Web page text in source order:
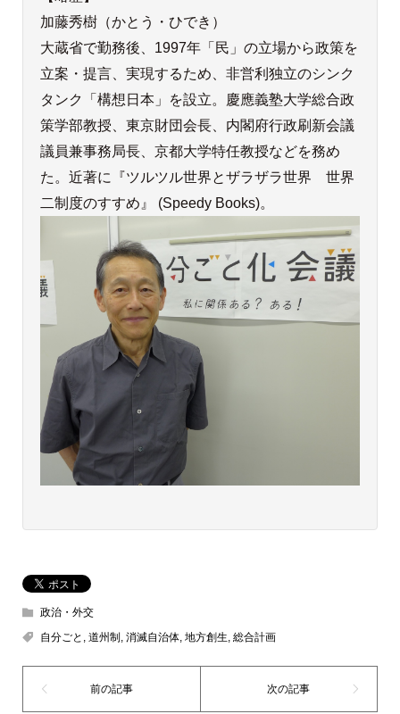
加藤秀樹（かとう・ひでき）
大蔵省で勤務後、1997年「民」の立場から政策を
立案・提言、実現するため、非営利独立のシンク
タンク「構想日本」を設立。慶應義塾大学総合政
策学部教授、東京財団会長、内閣府行政刷新会議
議員兼事務局長、京都大学特任教授などを務め
た。近著に『ツルツル世界とザラザラ世界 世界
二制度のすすめ』 (Speedy Books)。
政治・外交
自分ごと , 道州制 , 消滅自治体, 地方創生, 総合計画